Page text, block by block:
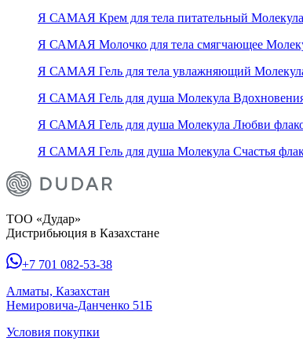
Я САМАЯ Крем для тела питательный
Я САМАЯ Молочко для тела смягчающее
Я САМАЯ Гель для тела увлажняющий
Я САМАЯ Гель для душа Молекула
Я САМАЯ Гель для душа Молекула Любви
Я САМАЯ Гель для душа Молекула Счастья
ТОО «Дудар»
Дистрибьюция в Казахстане
+7 701 082-53-38
Алматы, Казахстан
Немировича-Данченко 51Б
Условия покупки